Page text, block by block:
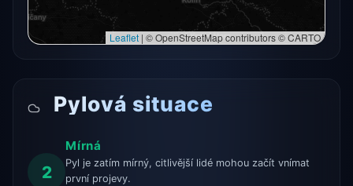
Leaflet | © OpenStreetMap contributors © CARTO
Pylová situace
2
Mírná
Pyl je zatím mírný, citlivější lidé mohou začít vnímat
první projevy.